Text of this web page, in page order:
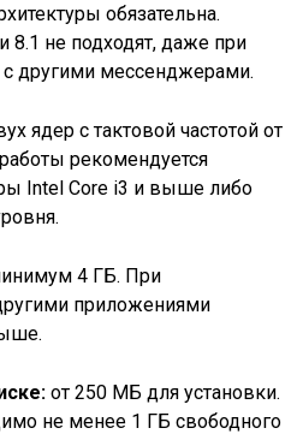
обязательна.
8.1 не подходят, даже при
другими мессенджерами.
ядер с тактовой частотой от
рекомендуется
Intel Core i3 и выше либо
4 ГБ. При
приложениями
от 250 МБ для установки.
не менее 1 ГБ свободного